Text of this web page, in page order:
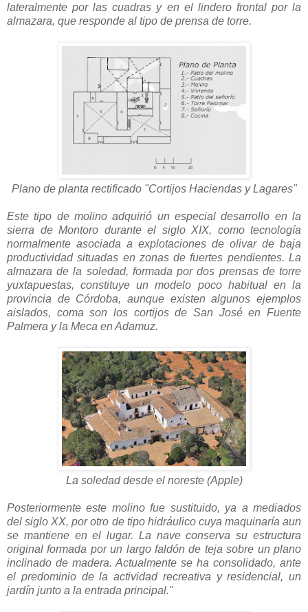
lateralmente por las cuadras y en el lindero frontal por la
almazara, que responde al tipo de prensa de torre.
Plano de planta rectificado "Cortijos Haciendas y Lagares"
Este tipo de molino adquirió un especial desarrollo en la
sierra de Montoro durante el siglo XIX, como tecnología
normalmente asociada a explotaciones de olivar de baja
productividad situadas en zonas de fuertes pendientes. La
almazara de la soledad, formada por dos prensas de torre
yuxtapuestas, constituye un modelo poco habitual en la
provincia de Córdoba, aunque existen algunos ejemplos
aislados, coma son los cortijos de San José en Fuente
Palmera y la Meca en Adamuz.
La soledad desde el noreste (Apple)
Posteriormente este molino fue sustituido, ya a mediados
del siglo XX, por otro de tipo hidráulico cuya maquinaría aun
se mantiene en el lugar. La nave conserva su estructura
original formada por un largo faldón de teja sobre un plano
inclinado de madera. Actualmente se ha consolidado, ante
el predominio de la actividad recreativa y residencial, un
jardín junto a la entrada principal."